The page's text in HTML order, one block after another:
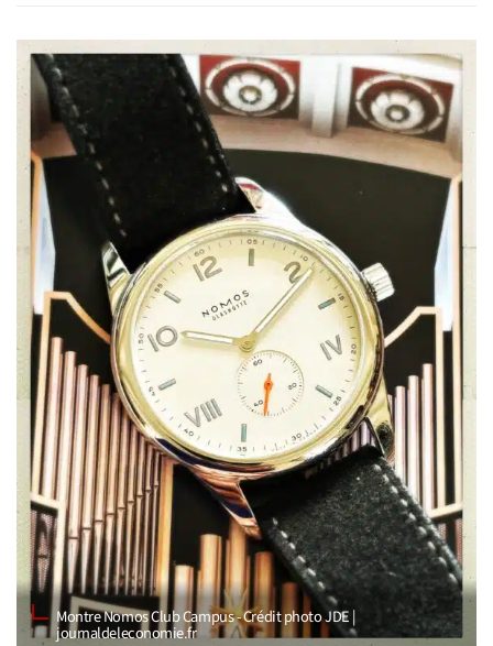
Montre Nomos Club Campus - Crédit photo JDE |
journaldeleconomie.fr